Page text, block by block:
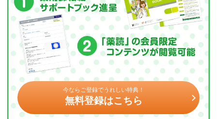
今ならご登録でうれしい特典！
無料登録はこちら